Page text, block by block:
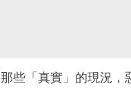
些「真實」的現況，